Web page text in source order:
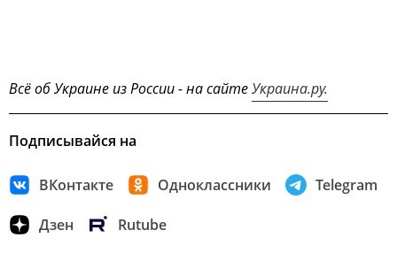
Всё об Украине из России - на сайтеУкраина.ру.
Подписывайся на
ВКонтакте Одноклассники Telegram
Дзен Rutube